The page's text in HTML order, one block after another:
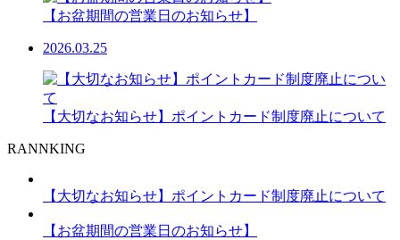
【お盆期間の営業日のお知らせ】
2026.03.25
【大切なお知らせ】ポイントカード制度廃止について
RANNKING
【大切なお知らせ】ポイントカード制度廃止について
【お盆期間の営業日のお知らせ】